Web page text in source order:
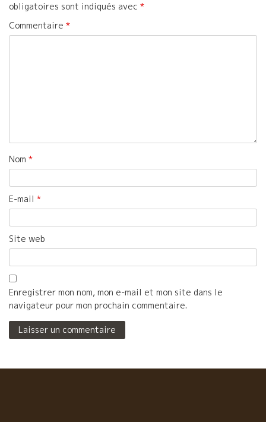
obligatoires sont indiqués avec *
Commentaire *
Nom *
E-mail *
Site web
Enregistrer mon nom, mon e-mail et mon site dans le
navigateur pour mon prochain commentaire.